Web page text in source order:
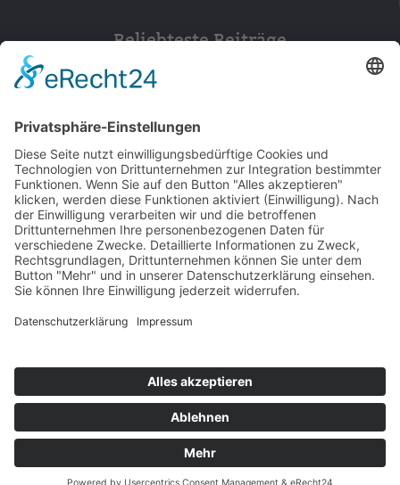
Beliebteste Beiträge
© 2026 Walter Stuber -Impressum Datenschutz
Gemeinhardt Service - Mutmacher.jetzt
Bewertungen auf ProvenExpert.com